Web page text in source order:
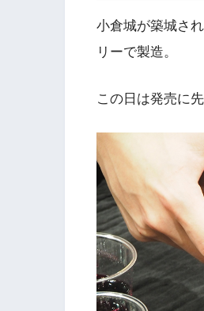
小倉城が築城さ
リーで製造。
この日は発売に